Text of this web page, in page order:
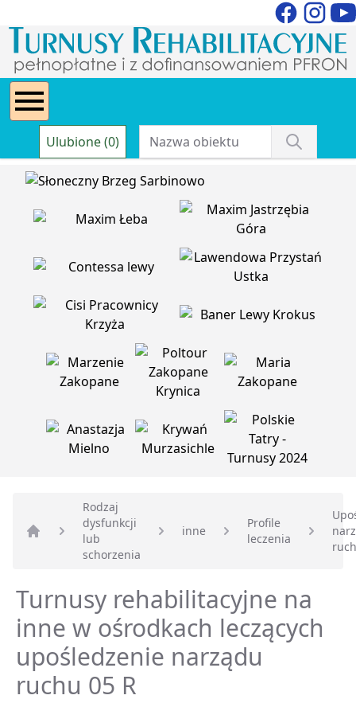
Ulubione (0)
Strona główna
Rodzaj
dysfunkcji
lub
schorzenia
inne
Profile
leczenia
Turnusy rehabilitacyjne na
inne w ośrodkach leczących
upośledzenie narządu
ruchu 05 R